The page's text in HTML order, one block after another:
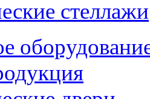
стеллажи